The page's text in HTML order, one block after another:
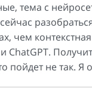
тема с
чем
ChatGPT.
пойдет не так. Я